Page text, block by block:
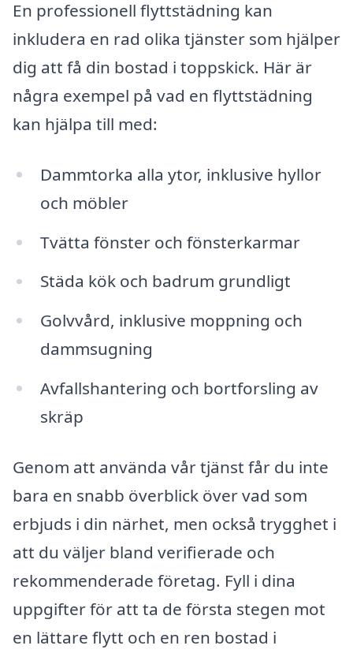
En professionell flyttstädning kan
inkludera en rad olika tjänster som hjälper
dig att få din bostad i toppskick. Här är
några exempel på vad en flyttstädning
kan hjälpa till med:
Dammtorka alla ytor, inklusive hyllor
och möbler
Tvätta fönster och fönsterkarmar
Städa kök och badrum grundligt
Golvvård, inklusive moppning och
dammsugning
Avfallshantering och bortforsling av
skräp
Genom att använda vår tjänst får du inte
bara en snabb överblick över vad som
erbjuds i din närhet, men också trygghet i
att du väljer bland verifierade och
rekommenderade företag. Fyll i dina
uppgifter för att ta de första stegen mot
en lättare flytt och en ren bostad i